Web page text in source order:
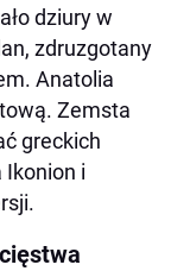
dziury w
zdruzgotany
Anatolia
Zemsta
greckich
Ikonion i